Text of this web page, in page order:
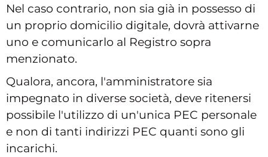
Nel caso contrario, non sia già in possesso di
un proprio domicilio digitale, dovrà attivarne
uno e comunicarlo al Registro sopra
menzionato.
Qualora, ancora, l'amministratore sia
impegnato in diverse società, deve ritenersi
possibile l'utilizzo di un'unica PEC personale
e non di tanti indirizzi PEC quanti sono gli
incarichi.